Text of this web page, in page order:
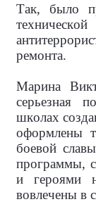
Так, было
ремонта.
Марина
серьезная
школах
оформлены
боевой
программы,
и героями
вовлечены в